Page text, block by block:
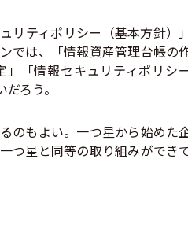
リティポリシー（基本方針）
では、「情報資産管理台帳の作
」「情報セキュリティポリシ
ろう。
のもよい。一つ星から始めた
つ星と同等の取り組みができ